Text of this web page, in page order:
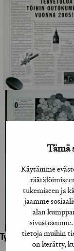
Tämä
Käytämme
tukemiseen ja
jaamme
alan
tietoja muihin
on kerätty,
Työhön